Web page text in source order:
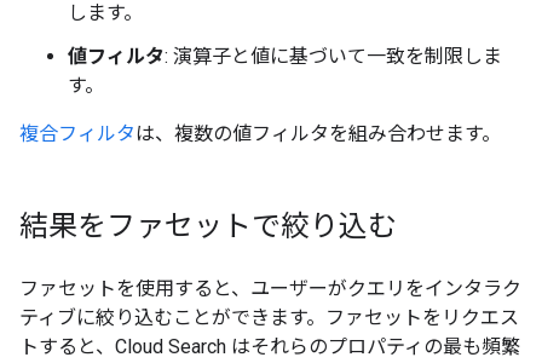
します。
値フィルタ: 演算子と値に基づいて一致を制限しま
す。
複合フィルタは、複数の値フィルタを組み合わせます。
結果をファセットで絞り込む
ファセットを使用すると、ユーザーがクエリをインタラク
ティブに絞り込むことができます。ファセットをリクエス
トすると、Cloud Search はそれらのプロパティの最も頻繁